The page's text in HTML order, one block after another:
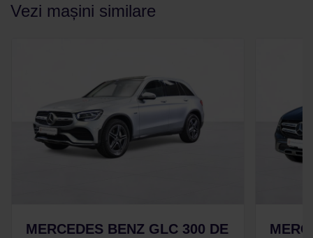
Vezi mașini similare
MERCEDES BENZ GLC 300 DE